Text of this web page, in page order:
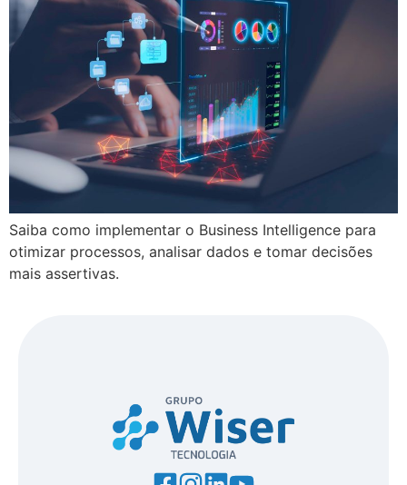
Saiba como implementar o Business Intelligence para
otimizar processos, analisar dados e tomar decisões
mais assertivas.